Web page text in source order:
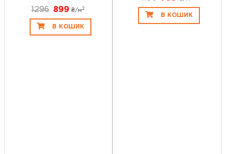
1296 899₴/м2
В КОШИК
В КОШИК